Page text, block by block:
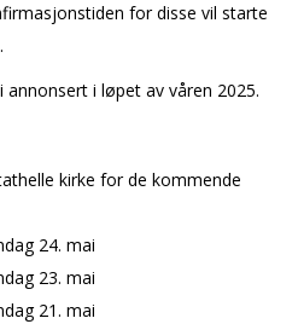
for disse vil starte
i løpet av våren 2025.
kirke for de kommende
24. mai
23. mai
21. mai